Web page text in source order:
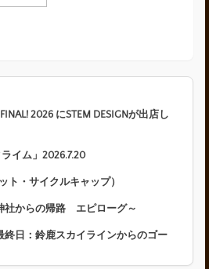
2026 にSTEM DESIGNが出店し
イム」2026.7.20
ト・サイクルキャップ）
社からの帰路 エピローグ～
終日：鈴鹿スカイラインからのゴー